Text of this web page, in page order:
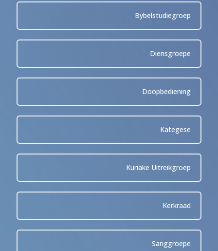
Bybelstudiegroep
Diensgroepe
Doopbediening
Kategese
Kuriake Uitreikgroep
Kerkraad
Sanggroepe